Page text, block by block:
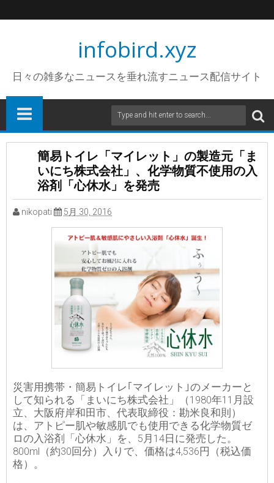
infobird.xyz
日々の雑多なニュースを垂れ流すニュース配信サイト
簡易トイレ「マイレット」の製造元「ま
いにち株式会社」、化学物質不使用の入
浴剤「心休水」を発売
nikopati 5月 30, 2016
災害用携帯・簡易トイレ｢マイレット｣のメーカーと
して知られる「まいにち株式会社」（1980年11月設
立、大阪府岸和田市、代表取締役：勘米良和則）
は、アトピー肌や敏感肌でも使用できる化学物質ゼ
ロの入浴剤「心休水」を、5月14日に発売した。
800ml（約30回分）入りで、価格は4,536円（税込価
格）。